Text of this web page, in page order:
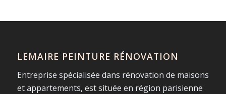
LEMAIRE PEINTURE RÉNOVATION
Entreprise spécialisée dans rénovation de maisons
et appartements, est située en région parisienne